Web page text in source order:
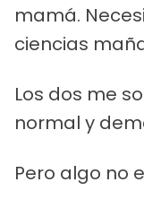
mamá.
ciencias
Los dos me
normal y
Pero algo no